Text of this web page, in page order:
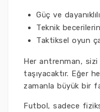
Güç ve
Teknik
Taktiksel oyun
Her antrenman, sizi
taşıyacaktır. Eğer
zamanla büyük bir
Futbol, sadece